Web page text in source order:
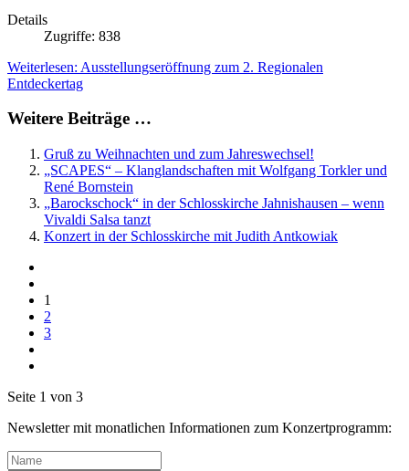
Details
Zugriffe: 838
Weiterlesen: Ausstellungseröffnung zum 2. Regionalen
Entdeckertag
Weitere Beiträge …
Gruß zu Weihnachten und zum Jahreswechsel!
„SCAPES“ – Klanglandschaften mit Wolfgang Torkler und
René Bornstein
„Barockschock“ in der Schlosskirche Jahnishausen – wenn
Vivaldi Salsa tanzt
Konzert in der Schlosskirche mit Judith Antkowiak
1
2
3
Seite 1 von 3
Newsletter mit monatlichen Informationen zum Konzertprogramm: